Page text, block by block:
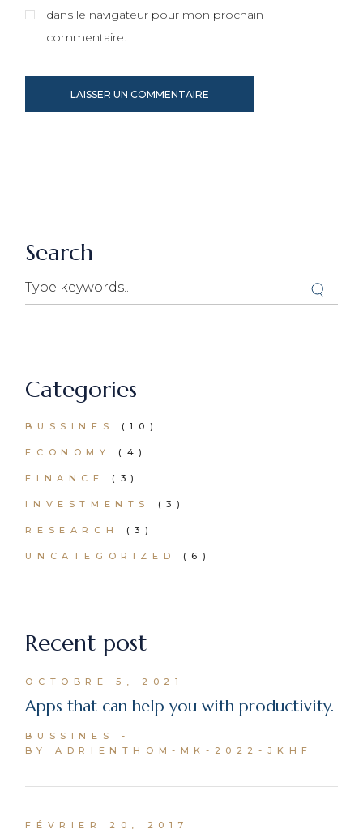
dans le navigateur pour mon prochain
commentaire.
LAISSER UN COMMENTAIRE
Search
Categories
BUSSINES (10)
ECONOMY (4)
FINANCE (3)
INVESTMENTS (3)
RESEARCH (3)
UNCATEGORIZED (6)
Recent post
OCTOBRE 5, 2021
Apps that can help you with productivity.
BUSSINES
BY ADRIENTHOM-MK-2022-JKHF
FÉVRIER 20, 2017